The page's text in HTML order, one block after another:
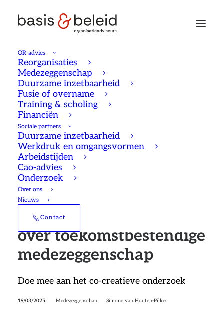
OR-advies
Reorganisaties
Medezeggenschap
Duurzame inzetbaarheid
Fusie of overname
Training & scholing
Financiën
Sociale partners
Duurzame inzetbaarheid
Werkdruk en omgangsvormen
Arbeidstijden
Cao-advies
Onderzoek
Over ons
Nieuws
Contact
Co-creatief onderzoek
over toekomstbestendige
medezeggenschap
Doe mee aan het co-creatieve onderzoek
19/03/2025 Medezeggenschap Simone van Houten-Pilkes